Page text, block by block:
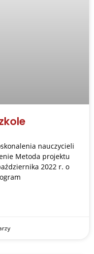
nauczycieli
Metoda projektu
2022 r. o